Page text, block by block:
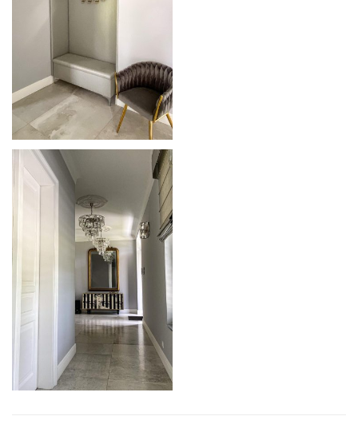
O NÁS
MATERIÁLY
TVORBA
KOLEKCE
PRESS